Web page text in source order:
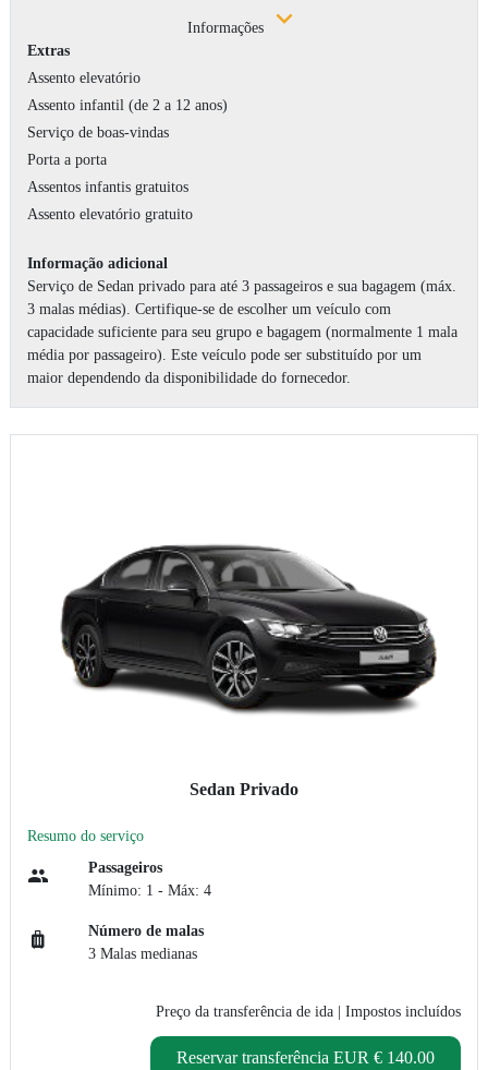
Informações
Extras
Assento elevatório
Assento infantil (de 2 a 12 anos)
Serviço de boas-vindas
Porta a porta
Assentos infantis gratuitos
Assento elevatório gratuito
Informação adicional
Serviço de Sedan privado para até 3 passageiros e sua bagagem (máx.
3 malas médias). Certifique-se de escolher um veículo com
capacidade suficiente para seu grupo e bagagem (normalmente 1 mala
média por passageiro). Este veículo pode ser substituído por um
maior dependendo da disponibilidade do fornecedor.
Sedan Privado
Resumo do serviço
Passageiros
Mínimo: 1 - Máx: 4
Número de malas
3 Malas medianas
Preço da transferência de ida | Impostos incluídos
Reservar transferência EUR € 140.00